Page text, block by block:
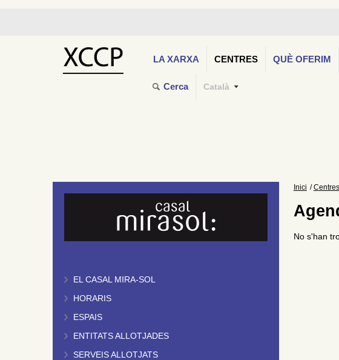
LA XARXA CENTRES QUÈ OFERIM
Cerca Català
EL CASAL MIRA-SOL
HORARIS
ESPAIS
ENTITATS ALLOTJADES
SERVEIS ALLOTJATS
Inici Centres
No s'han